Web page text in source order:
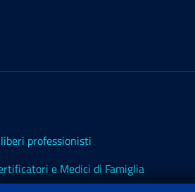
professionisti
e Medici di Famiglia